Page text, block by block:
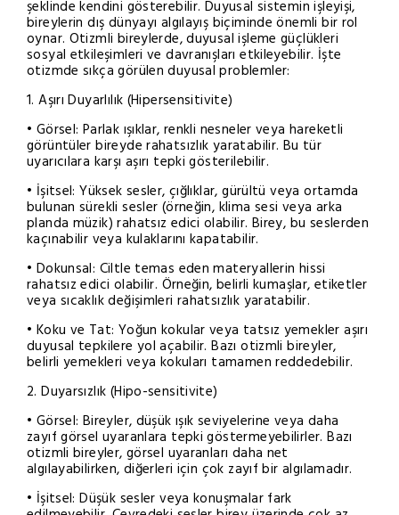
şeklinde kendini gösterebilir. Duyusal sistemin işleyişi,
bireylerin dış dünyayı algılayış biçiminde önemli bir rol
oynar. Otizmli bireylerde, duyusal işleme güçlükleri
sosyal etkileşimleri ve davranışları etkileyebilir. İşte
otizmde sıkça görülen duyusal problemler:
1. Aşırı Duyarlılık (Hipersensitivite)
• Görsel: Parlak ışıklar, renkli nesneler veya hareketli
görüntüler bireyde rahatsızlık yaratabilir. Bu tür
uyarıcılara karşı aşırı tepki gösterilebilir.
• İşitsel: Yüksek sesler, çığlıklar, gürültü veya ortamda
bulunan sürekli sesler (örneğin, klima sesi veya arka
planda müzik) rahatsız edici olabilir. Birey, bu seslerden
kaçınabilir veya kulaklarını kapatabilir.
• Dokunsal: Ciltle temas eden materyallerin hissi
rahatsız edici olabilir. Örneğin, belirli kumaşlar, etiketler
veya sıcaklık değişimleri rahatsızlık yaratabilir.
• Koku ve Tat: Yoğun kokular veya tatsız yemekler aşırı
duyusal tepkilere yol açabilir. Bazı otizmli bireyler,
belirli yemekleri veya kokuları tamamen reddedebilir.
2. Duyarsızlık (Hipo-sensitivite)
• Görsel: Bireyler, düşük ışık seviyelerine veya daha
zayıf görsel uyaranlara tepki göstermeyebilirler. Bazı
otizmli bireyler, görsel uyaranları daha net
algılayabilirken, diğerleri için çok zayıf bir algılamadır.
• İşitsel: Düşük sesler veya konuşmalar fark